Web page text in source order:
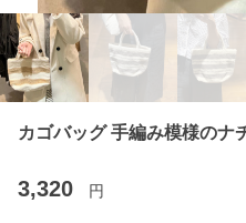
カゴバッグ 手編み模様のナ
3,320 円